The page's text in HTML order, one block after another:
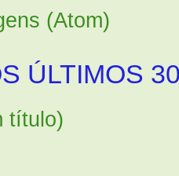
(Atom)
ÚLTIMOS
título)